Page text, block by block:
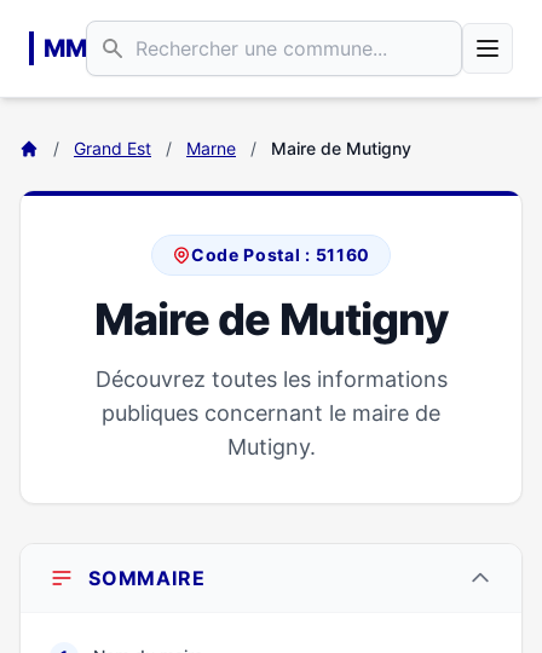
MM
/ Grand Est / Marne / Maire de Mutigny
Code Postal : 51160
Maire de Mutigny
Découvrez toutes les informations
publiques concernant le maire de
Mutigny.
SOMMAIRE